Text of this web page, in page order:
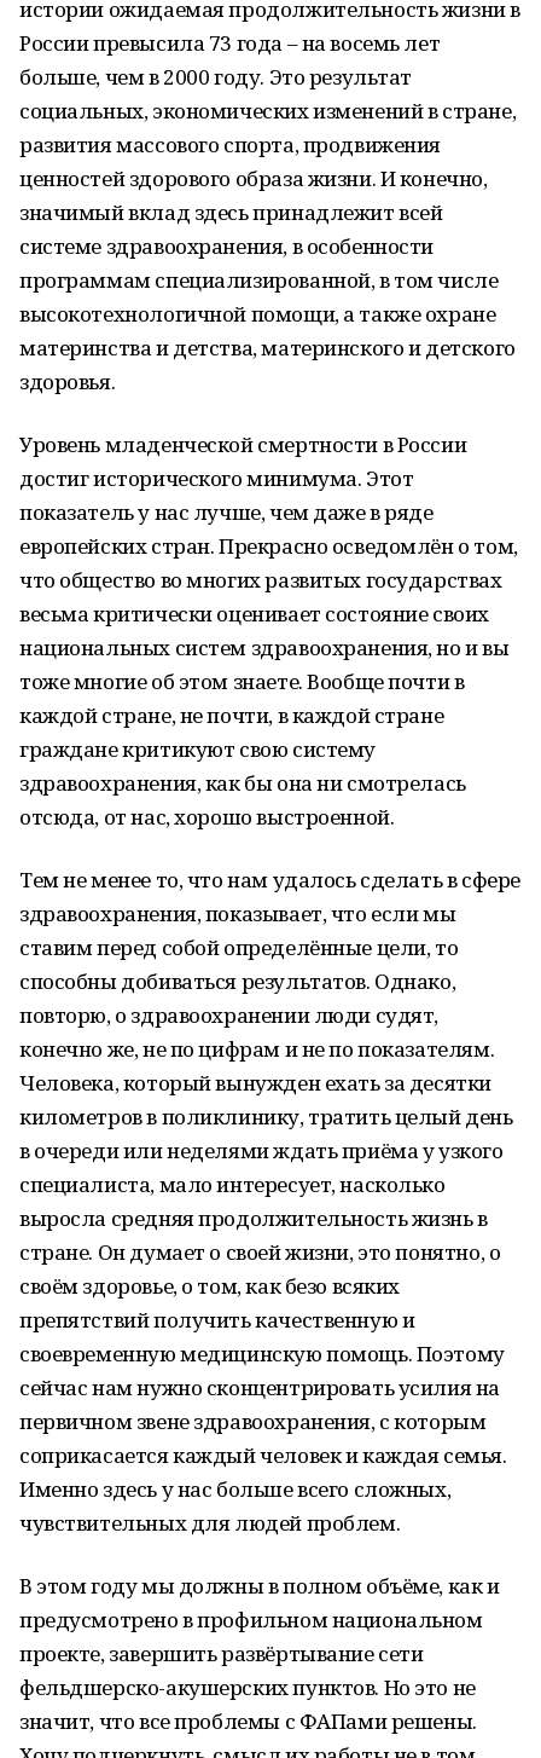
истории ожидаемая продолжительность жизни в
России превысила 73 года – на восемь лет
больше, чем в 2000 году. Это результат
социальных, экономических изменений в стране,
развития массового спорта, продвижения
ценностей здорового образа жизни. И конечно,
значимый вклад здесь принадлежит всей
системе здравоохранения, в особенности
программам специализированной, в том числе
высокотехнологичной помощи, а также охране
материнства и детства, материнского и детского
здоровья.
Уровень младенческой смертности в России
достиг исторического минимума. Этот
показатель у нас лучше, чем даже в ряде
европейских стран. Прекрасно осведомлён о том,
что общество во многих развитых государствах
весьма критически оценивает состояние своих
национальных систем здравоохранения, но и вы
тоже многие об этом знаете. Вообще почти в
каждой стране, не почти, в каждой стране
граждане критикуют свою систему
здравоохранения, как бы она ни смотрелась
отсюда, от нас, хорошо выстроенной.
Тем не менее то, что нам удалось сделать в сфере
здравоохранения, показывает, что если мы
ставим перед собой определённые цели, то
способны добиваться результатов. Однако,
повторю, о здравоохранении люди судят,
конечно же, не по цифрам и не по показателям.
Человека, который вынужден ехать за десятки
километров в поликлинику, тратить целый день
в очереди или неделями ждать приёма у узкого
специалиста, мало интересует, насколько
выросла средняя продолжительность жизнь в
стране. Он думает о своей жизни, это понятно, о
своём здоровье, о том, как безо всяких
препятствий получить качественную и
своевременную медицинскую помощь. Поэтому
сейчас нам нужно сконцентрировать усилия на
первичном звене здравоохранения, с которым
соприкасается каждый человек и каждая семья.
Именно здесь у нас больше всего сложных,
чувствительных для людей проблем.
В этом году мы должны в полном объёме, как и
предусмотрено в профильном национальном
проекте, завершить развёртывание сети
фельдшерско-акушерских пунктов. Но это не
значит, что все проблемы с ФАПами решены.